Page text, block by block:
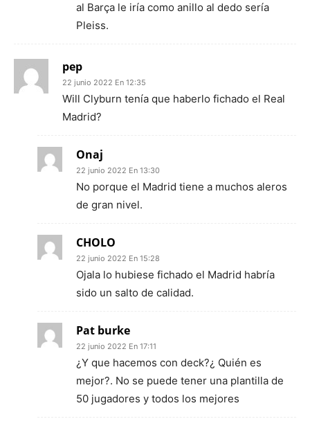
al Barça le iría como anillo al dedo sería
Pleiss.
pep
22 junio 2022 En 12:35
Will Clyburn tenía que haberlo fichado el Real
Madrid?
Onaj
22 junio 2022 En 13:30
No porque el Madrid tiene a muchos aleros
de gran nivel.
CHOLO
22 junio 2022 En 15:28
Ojala lo hubiese fichado el Madrid habría
sido un salto de calidad.
Pat burke
22 junio 2022 En 17:11
¿Y que hacemos con deck?¿ Quién es
mejor?. No se puede tener una plantilla de
50 jugadores y todos los mejores